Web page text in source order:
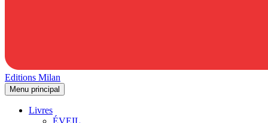
Editions Milan
Menu principal
Livres
ÉVEIL